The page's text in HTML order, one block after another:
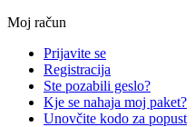
Moj račun
Prijavite se
Registracija
Ste pozabili geslo?
Kje se nahaja moj paket?
Unovčite kodo za popust